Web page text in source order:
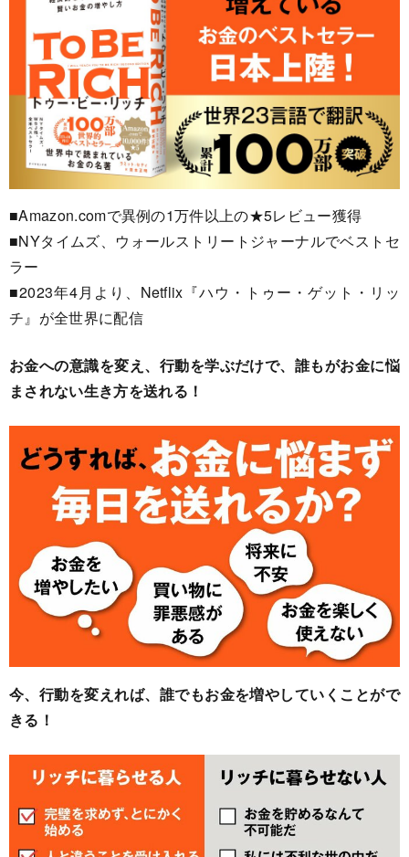
■Amazon.comで異例の1万件以上の★5レビュー獲得
■NYタイムズ、ウォールストリートジャーナルでベストセ
ラー
■2023年4月より、Netflix『ハウ・トゥー・ゲット・リッ
チ』が全世界に配信
お金への意識を変え、行動を学ぶだけで、誰もがお金に悩
まされない生き方を送れる！
今、行動を変えれば、誰でもお金を増やしていくことがで
きる！